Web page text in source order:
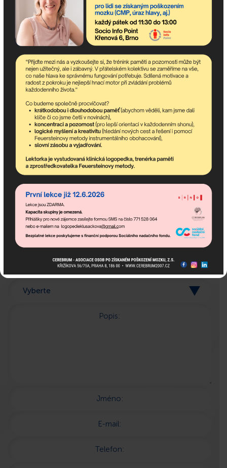
Odebírejte newsletter!
newsletter obsahuje nejaktuálnější nadcházející akce
komunitního centra a dění v asociaci.
Pokud potřebujete poradit,
jsme tu pro Vás!
Popis:
Jméno:
E-mail:
Telefon: